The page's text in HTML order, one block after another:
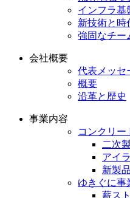
インフラ基
新技術と時
強固なチー
会社概要
代表メッセ
概要
沿革と歴史
事業内容
コンクリー
二次
アイ
新製
ゆきぐに事
薪ス